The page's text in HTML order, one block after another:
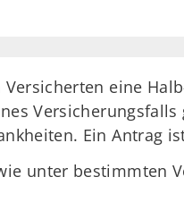
eine
Ein Antrag
unter bestimmten